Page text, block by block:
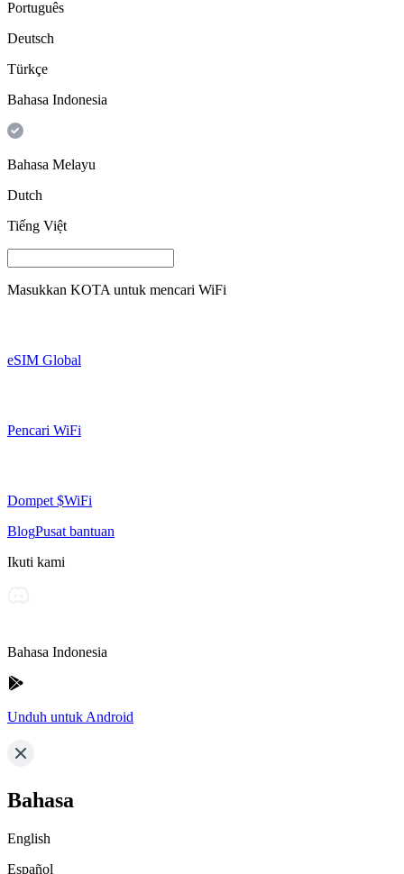
Português
Deutsch
Türkçe
Bahasa Indonesia
Bahasa Melayu
Dutch
Tiếng Việt
Masukkan KOTA untuk mencari WiFi
eSIM Global
Pencari WiFi
Dompet $WiFi
BlogPusat bantuan
Ikuti kami
Bahasa Indonesia
Unduh untuk Android
Bahasa
English
Español